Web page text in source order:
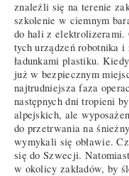
znaleźli się na terenie
szkolenie w ciemnym
do hali z elektrolizerami.
tych urządzeń robotnika
ładunkami plastiku.
już w bezpiecznym
najtrudniejsza faza
następnych dni tropieni
alpejskich, ale
do przetrwania na
wymykali się obławie.
się do Szwecji.
w okolicy zakładów, by